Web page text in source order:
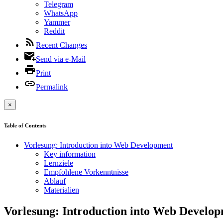
Telegram
WhatsApp
Yammer
Reddit
Recent Changes
Send via e-Mail
Print
Permalink
×
Table of Contents
Vorlesung: Introduction into Web Development
Key information
Lernziele
Empfohlene Vorkenntnisse
Ablauf
Materialien
Vorlesung: Introduction into Web